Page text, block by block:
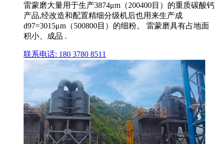
雷蒙磨大量用于生产3874μm（200400目）的重质碳酸钙
产品,经改造和配置精细分级机后也用来生产成
d97=3015μm（500800目）的细粉。 雷蒙磨具有占地面
积小、成品 .
联系电话: 180 3780 8511